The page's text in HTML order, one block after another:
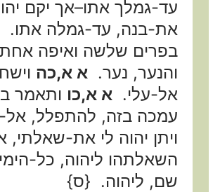
עד-גמלך אתו–אך יקם
את-בנה, עד-גמלה אתו.
בפרים שלשה ואיפה אחת
והנער, נער.א א,כה
אל-עלי.א א,כו ותאמר
עמכה בזה, להתפלל,
ויתן יהוה לי את-
השאלתהו ליהוה, כל-
שם, ליהוה. {ס}